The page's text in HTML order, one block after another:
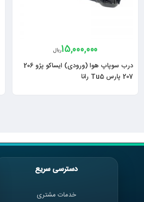
15,000,000ریال
درب سوپاپ هوا (ورودی) ایساکو پژو 206
207 پارس Tu5 رانا
دسترسی سریع
خدمات مشتری